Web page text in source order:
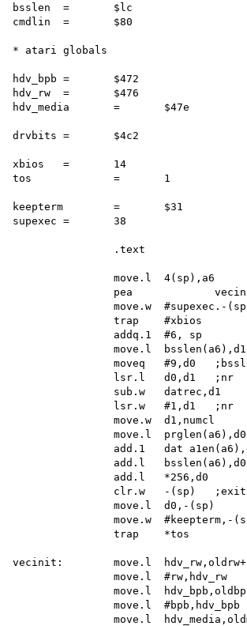
bsslen	=	$lc
cmdlin	=	$80
* atari globals
hdv_bpb	=	$472
hdv_rw	=	$476
hdv_media	=	$47e
drvbits	=	$4c2
xbios	=	14
tos		=	1
keepterm	=	$31
supexec	=	38
vecinit:	move.l	hdv_rw,oldrw+2